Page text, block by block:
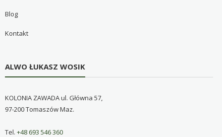
Blog
Kontakt
ALWO ŁUKASZ WOSIK
KOLONIA ZAWADA ul. Główna 57,
97-200 Tomaszów Maz.
Tel. +48 693 546 360